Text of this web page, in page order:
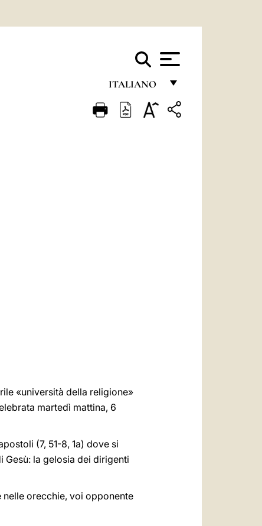
ITALIANO
FRANÇAIS
«università della religione»
martedì mattina, 6
(7, 51-8, 1a) dove si
la gelosia dei dirigenti
nelle orecchie, voi opponente